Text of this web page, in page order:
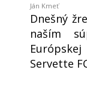
Ján Kmeť
Dnešný
naším
Servette